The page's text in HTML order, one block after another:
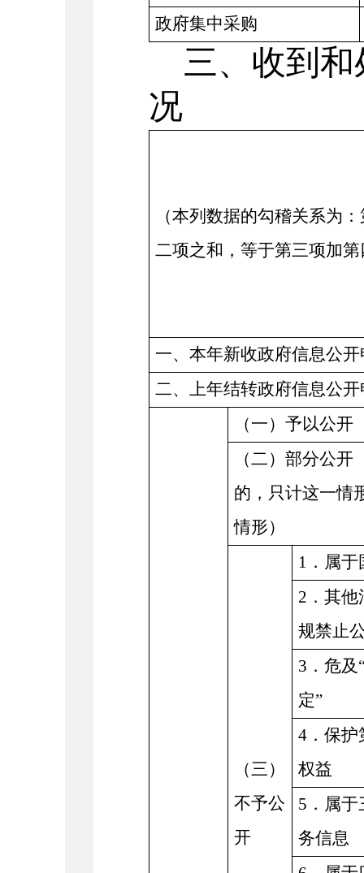
政府集中采购
三、收到
况
（本列数据的勾稽关系为
二项之和，等于第三项加
一、本年新收政府信息公
二、上年结转政府信息公
（一）予以公开
（二）部分公开
的，只计这一情
情形）
（三）
不予公
开
1．属
2．其他
规禁止
3．危及
定”
4．保护
权益
5．属于
务信息